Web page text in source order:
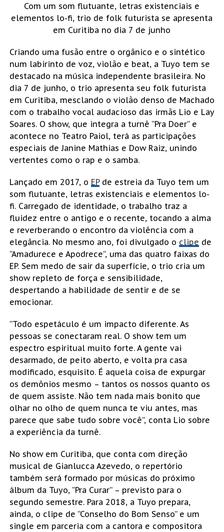
Com um som flutuante, letras existenciais e
elementos lo-fi, trio de folk futurista se apresenta
em Curitiba no dia 7 de junho
Criando uma fusão entre o orgânico e o sintético
num labirinto de voz, violão e beat, a Tuyo tem se
destacado na música independente brasileira. No
dia 7 de junho, o trio apresenta seu folk futurista
em Curitiba, mesclando o violão denso de Machado
com o trabalho vocal audacioso das irmãs Lio e Lay
Soares. O show, que integra a turnê “Pra Doer” e
acontece no Teatro Paiol, terá as participações
especiais de Janine Mathias e Dow Raiz, unindo
vertentes como o rap e o samba.
Lançado em 2017, o EPde estreia da Tuyo tem um
som flutuante, letras existenciais e elementos lo-
fi. Carregado de identidade, o trabalho traz a
fluidez entre o antigo e o recente, tocando a alma
e reverberando o encontro da violência com a
elegância. No mesmo ano, foi divulgado o clipe de
“Amadurece e Apodrece”, uma das quatro faixas do
EP. Sem medo de sair da superfície, o trio cria um
show repleto de força e sensibilidade,
despertando a habilidade de sentir e de se
emocionar.
“Todo espetáculo é um impacto diferente. As
pessoas se conectaram real. O show tem um
espectro espiritual muito forte. A gente vai
desarmado, de peito aberto, e volta pra casa
modificado, esquisito. É aquela coisa de expurgar
os demônios mesmo – tantos os nossos quanto os
de quem assiste. Não tem nada mais bonito que
olhar no olho de quem nunca te viu antes, mas
parece que sabe tudo sobre você”, conta Lio sobre
a experiência da turnê.
No show em Curitiba, que conta com direção
musical de Gianlucca Azevedo, o repertório
também será formado por músicas do próximo
álbum da Tuyo, “Pra Curar” – previsto para o
segundo semestre. Para 2018, a Tuyo prepara,
ainda, o clipe de “Conselho do Bom Senso” e um
single em parceria com a cantora e compositora